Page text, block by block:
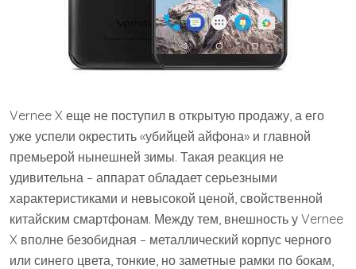
Vernee X еще не поступил в открытую продажу, а его
уже успели окрестить «убийцей айфона» и главной
премьерой нынешней зимы. Такая реакция не
удивительна – аппарат обладает серьезными
характеристиками и невысокой ценой, свойственной
китайским смартфонам. Между тем, внешность у Vernee
X вполне безобидная – металлический корпус черного
или синего цвета, тонкие, но заметные рамки по бокам,